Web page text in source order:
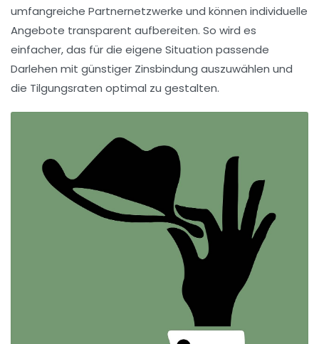
umfangreiche Partnernetzwerke und können individuelle
Angebote transparent aufbereiten. So wird es
einfacher, das für die eigene Situation passende
Darlehen mit günstiger Zinsbindung auszuwählen und
die Tilgungsraten optimal zu gestalten.